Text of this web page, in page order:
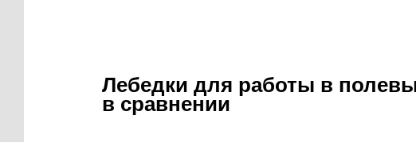
Лебедки для работы в
в сравнении